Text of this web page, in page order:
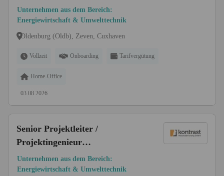
(m/w/d)
Unternehmen aus dem Bereich:
Energiewirtschaft & Umwelttechnik
Oldenburg (Oldb), Zeven, Cuxhaven
Vollzeit Onboarding Tarifvergütung
Home-Office
03.08.2026
Senior Projektleiter /
Projektingenieur
Siedlungswasserwirtschaft
(m/w/d)
Unternehmen aus dem Bereich:
Energiewirtschaft & Umwelttechnik